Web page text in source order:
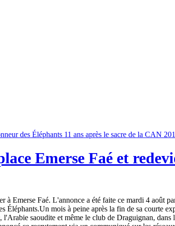
Emerse Faé et
à Emerse Faé. L'annonce a été faite ce mardi 4 août
mois à peine après la fin de sa courte
saoudite et même le club de Draguignan, dans